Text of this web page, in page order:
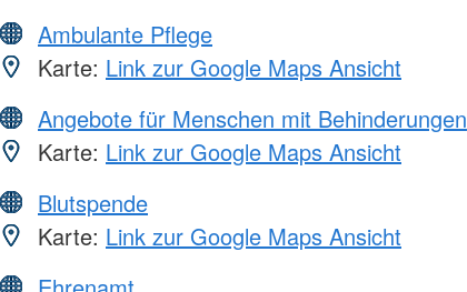
Ambulante Pflege
Karte: Link zur Google Maps Ansicht
Angebote für Menschen mit Behinderungen
Karte: Link zur Google Maps Ansicht
Blutspende
Karte: Link zur Google Maps Ansicht